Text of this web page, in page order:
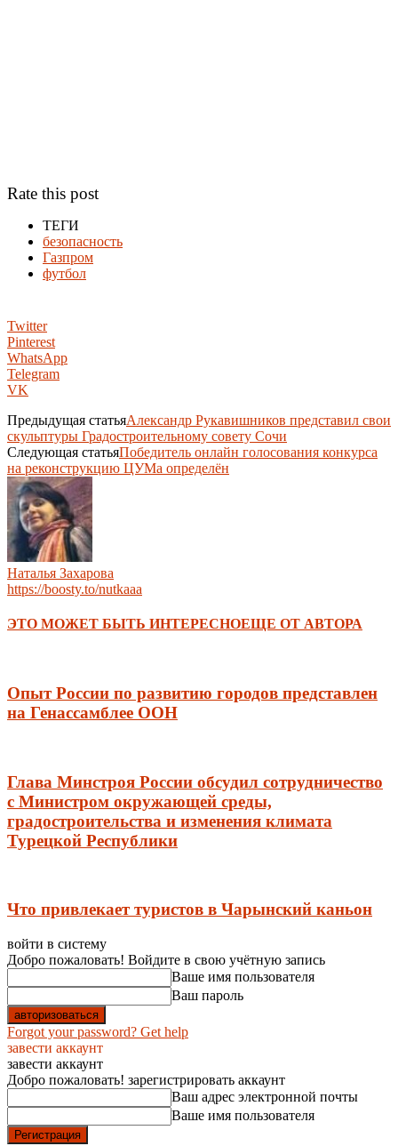
Rate this post
ТЕГИ
безопасность
Газпром
футбол
Twitter
Pinterest
WhatsApp
Telegram
VK
Предыдущая статьяАлександр Рукавишников представил свои
скульптуры Градостроительному совету Сочи
Следующая статьяПобедитель онлайн голосования конкурса
на реконструкцию ЦУМа определён
Наталья Захарова
https://boosty.to/nutkaaa
ЭТО МОЖЕТ БЫТЬ ИНТЕРЕСНОЕЩЕ ОТ АВТОРА
Опыт России по развитию городов представлен
на Генассамблее ООН
Глава Минстроя России обсудил сотрудничество
с Министром окружающей среды,
градостроительства и изменения климата
Турецкой Республики
Что привлекает туристов в Чарынский каньон
войти в систему
Добро пожаловать! Войдите в свою учётную запись
Ваше имя пользователя
Ваш пароль
Forgot your password? Get help
завести аккаунт
завести аккаунт
Добро пожаловать! зарегистрировать аккаунт
Ваш адрес электронной почты
Ваше имя пользователя